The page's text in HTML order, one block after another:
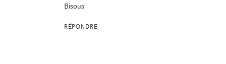
Bisous
RÉPONDRE